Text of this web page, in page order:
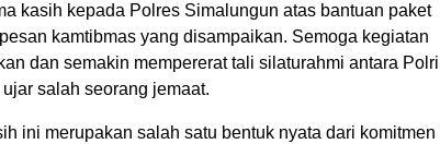
kasih kepada Polres Simalungun atas bantuan paket
kamtibmas yang disampaikan. Semoga kegiatan
dan semakin mempererat tali silaturahmi antara Polri
salah seorang jemaat.
ini merupakan salah satu bentuk nyata dari komitmen